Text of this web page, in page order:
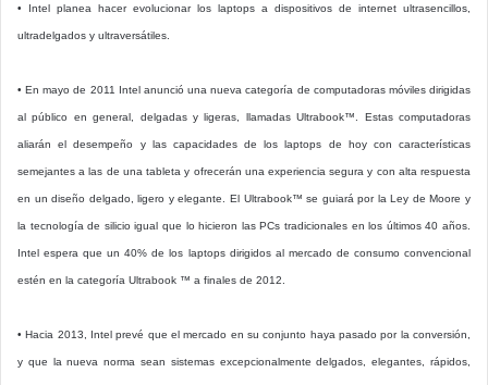
• Intel planea hacer evolucionar los laptops a dispositivos de internet ultrasencillos,
ultradelgados y ultraversátiles.
• En mayo de 2011 Intel anunció una nueva categoría de computadoras móviles dirigidas
al público en general, delgadas y ligeras, llamadas Ultrabook™. Estas computadoras
aliarán el desempeño y las capacidades de los laptops de hoy con características
semejantes a las de una tableta y ofrecerán una experiencia segura y con alta respuesta
en un diseño delgado, ligero y elegante. El Ultrabook™ se guiará por la Ley de Moore y
la tecnología de silicio igual que lo hicieron las PCs tradicionales en los últimos 40 años.
Intel espera que un 40% de los laptops dirigidos al mercado de consumo convencional
estén en la categoría Ultrabook ™ a finales de 2012.
• Hacia 2013, Intel prevé que el mercado en su conjunto haya pasado por la conversión,
y que la nueva norma sean sistemas excepcionalmente delgados, elegantes, rápidos,